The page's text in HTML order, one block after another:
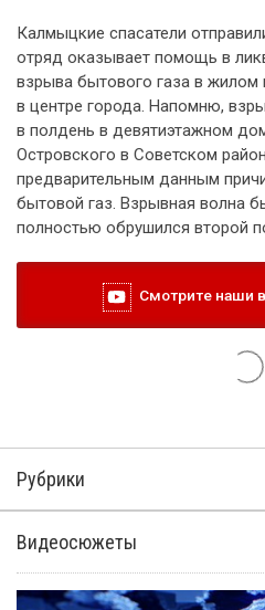
Калмыцкие спасатели
отряд оказывает помощь в
взрыва бытового газа в
в центре города. Напомню,
в полдень в девятиэтажном
Островского в Советском
предварительным данным
бытовой газ. Взрывная волна
полностью обрушился второй
Смотрите наши
региональном МЧС
на встрече с калмыцкими
пожаров и чрезвычайных
республики в прошлом году